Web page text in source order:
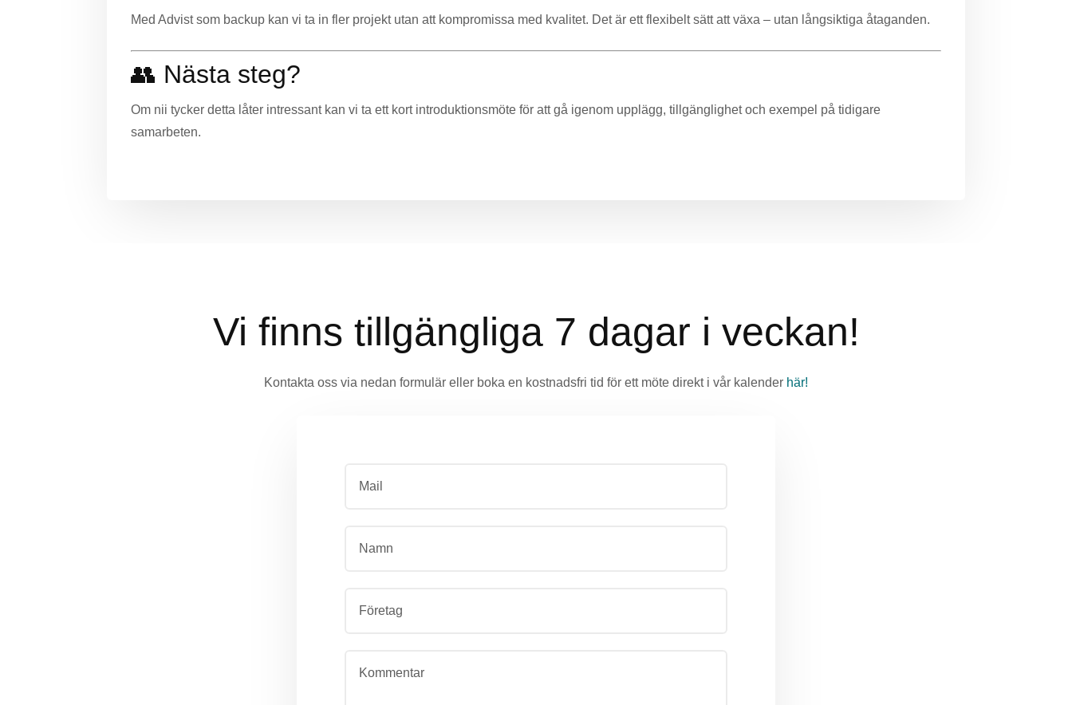
Med Advist som backup kan vi ta in fler projekt utan att kompromissa med kvalitet. Det är ett flexibelt sätt att växa – utan långsiktiga åtaganden.
👥 Nästa steg?
Om nii tycker detta låter intressant kan vi ta ett kort introduktionsmöte för att gå igenom upplägg, tillgänglighet och exempel på tidigare
samarbeten.
Vi finns tillgängliga 7 dagar i veckan!
Kontakta oss via nedan formulär eller boka en kostnadsfri tid för ett möte direkt i vår kalender här!